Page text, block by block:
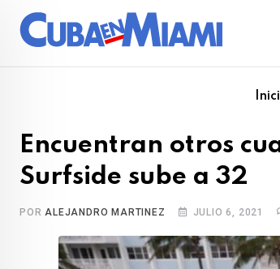
Encuentran otros
Surfside sube a 32
PORALEJANDRO MARTINEZ JULIO 6, 2021